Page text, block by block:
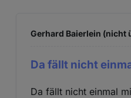
Gerhard Baierlein (nicht
Da fällt nicht
Da fällt nicht einmal